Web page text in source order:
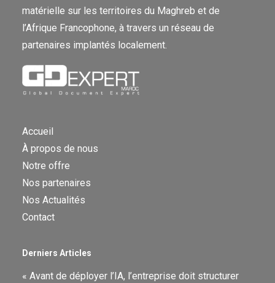
matérielle sur les territoires du Maghreb et de
l’Afrique Francophone, à travers un réseau de
partenaires implantés localement.
Accueil
À propos de nous
Notre offre
Nos partenaires
Nos Actualités
Contact
Derniers Articles
« Avant de déployer l’IA, l’entreprise doit structurer